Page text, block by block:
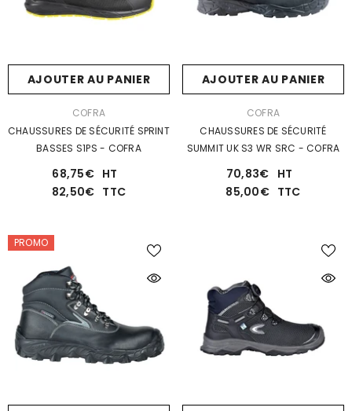
AVS
Vêtements
AJOUTER AU PANIER
:
SINGER SAFETY
PINCE-GANTS - SINGER
AJOUTER AU
DISTRIBUTEUR : SNICKERS
CEINTURE 9071 - SNICKERS
AJOUTER AU PANIER
DISTRIBUTEUR :COFRA
CHAUSSURES DE SÉCURITÉ SPRINT
BASSES S1PS - COFRA
68,75€ HT
82,50€ TTC
AJOUTER AU PANIER
DISTRIBUTEUR :COFRA
CHAUSSURES DE SÉCURITÉ
SUMMIT UK S3 WR SRC - COFRA
70,83€ HT
85,00€ TTC
PROMO